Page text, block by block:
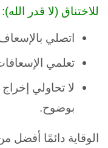
للاختناق (لا قدر الله):
اتصلي
تعلمي
لا تحاولي
بوضوح.
الوقاية دائمًا أفضل